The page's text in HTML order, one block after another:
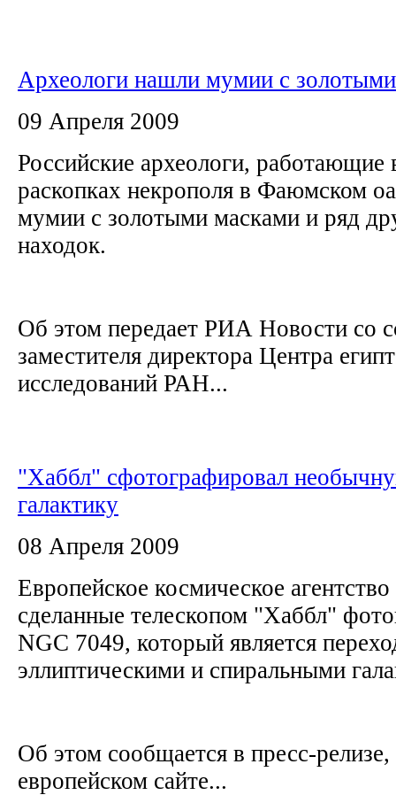
Археологи нашли мумии с
09 Апреля 2009
Российские археологи, работающие
раскопках некрополя в Фаюмском
мумии с золотыми масками и ряд
находок.
Об этом передает РИА Новости со
заместителя директора Центра
исследований РАН...
"Хаббл" сфотографировал
галактику
08 Апреля 2009
Европейское космическое
сделанные телескопом "Хаббл"
NGC 7049, который является
эллиптическими и спиральными
Об этом сообщается в пресс-
европейском сайте...